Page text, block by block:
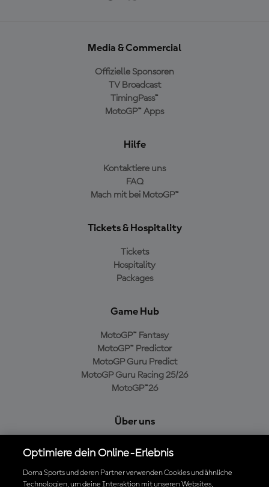
Media & Commercial
Offizielle Sponsoren
TV Broadcast
TimingPass™
MotoGP™ Apps
Hilfe
Kontaktiere uns
FAQ
Mach mit bei MotoGP™
Tickets & Hospitality
Tickets
Hospitality
Packages
Game Hub
MotoGP™ Fantasy
MotoGP™ Predictor
MotoGP Guru Predict
MotoGP Guru Racing 25/26
MotoGP™26
Über uns
Cookie-Richtlinien
Geschäftsbedingungen
Optimiere dein Online-Erlebnis
Dorna Sports und deren Partner verwenden Cookies und ähnliche
Technologien, um deine Interaktion mit unseren Websites,